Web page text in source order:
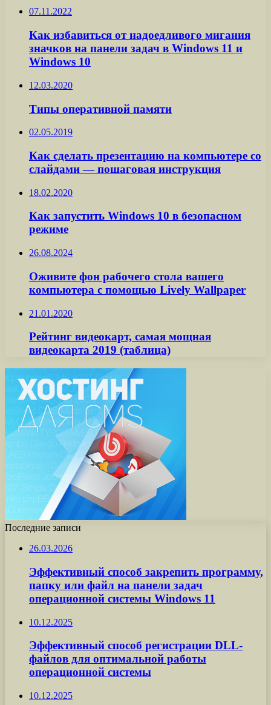
07.11.2022
Как избавиться от надоедливого мигания
значков на панели задач в Windows 11 и
Windows 10
12.03.2020
Типы оперативной памяти
02.05.2019
Как сделать презентацию на компьютере со
слайдами — пошаговая инструкция
18.02.2020
Как запустить Windows 10 в безопасном
режиме
26.08.2024
Оживите фон рабочего стола вашего
компьютера с помощью Lively Wallpaper
21.01.2020
Рейтинг видеокарт, самая мощная
видеокарта 2019 (таблица)
Последние записи
26.03.2026
Эффективный способ закрепить программу,
папку или файл на панели задач
операционной системы Windows 11
10.12.2025
Эффективный способ регистрации DLL-
файлов для оптимальной работы
операционной системы
10.12.2025